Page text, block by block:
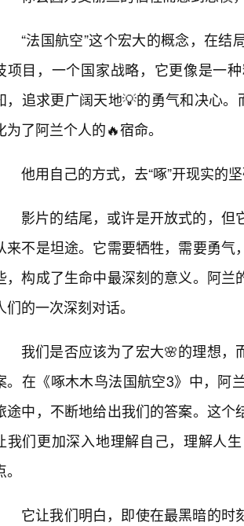
“法国航空”这个宏大的概念，在
项目，一个国家战略，它更像是一
，追求更广阔天地💡的勇气和决心
为了阿兰个人的🔥宿命。
他用自己的方式，去“啄”开现实的
影片的结尾，或许是开放式的，
来不是坦途。它需要牺牲，需要勇
，构成了生命中最深刻的意义。阿
们的一次深刻对话。
我们是否应该为了宏大🌸的理想
。在《啄木木鸟法国航空3》中，阿
途中，不断地给出我们的答案。这
我们更加深入地理解自己，理解人
它让我们明白，即使在最黑暗的